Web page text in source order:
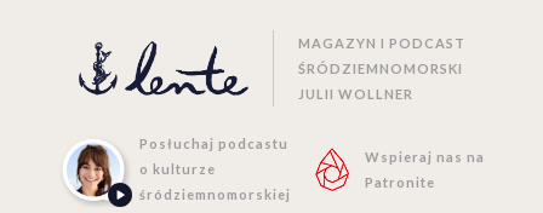
MAGAZYN I PODCAST
ŚRÓDZIEMNOMORSKI
JULII WOLLNER
Posłuchaj podcastu
o kulturze
śródziemnomorskiej
Wspieraj nas na
Patronite